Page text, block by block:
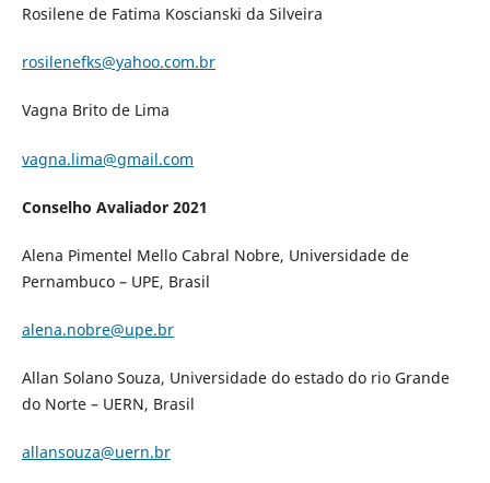
Rosilene de Fatima Koscianski da Silveira
rosilenefks@yahoo.com.br
Vagna Brito de Lima
vagna.lima@gmail.com
Conselho Avaliador 2021
Alena Pimentel Mello Cabral Nobre, Universidade de
Pernambuco – UPE, Brasil
alena.nobre@upe.br
Allan Solano Souza, Universidade do estado do rio Grande
do Norte – UERN, Brasil
allansouza@uern.br